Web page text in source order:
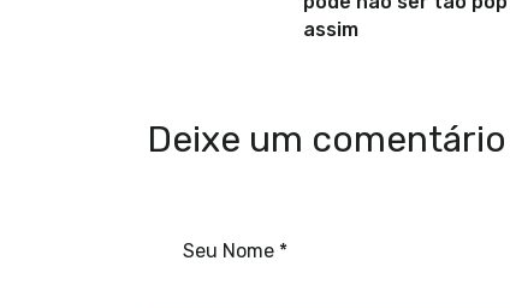
assim
Deixe um comentário